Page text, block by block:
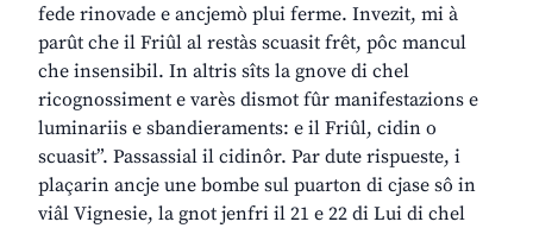
fede rinovade e ancjemò plui ferme. Invezit, mi à
parût che il Friûl al restàs scuasit frêt, pôc mancul
che insensibil. In altris sîts la gnove di chel
ricognossiment e varès dismot fûr manifestazions e
luminariis e sbandieraments: e il Friûl, cidin o
scuasit”. Passassial il cidinôr. Par dute rispueste, i
plaçarin ancje une bombe sul puarton di cjase sô in
viâl Vignesie, la gnot jenfri il 21 e 22 di Lui di chel